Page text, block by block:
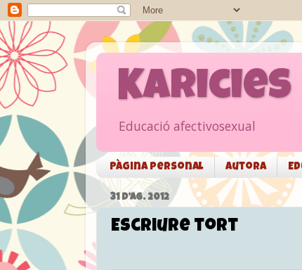
Karicies
Educació afectivosexual
Pàgina personal Autora
31 D’AG. 2012
Escriure tort